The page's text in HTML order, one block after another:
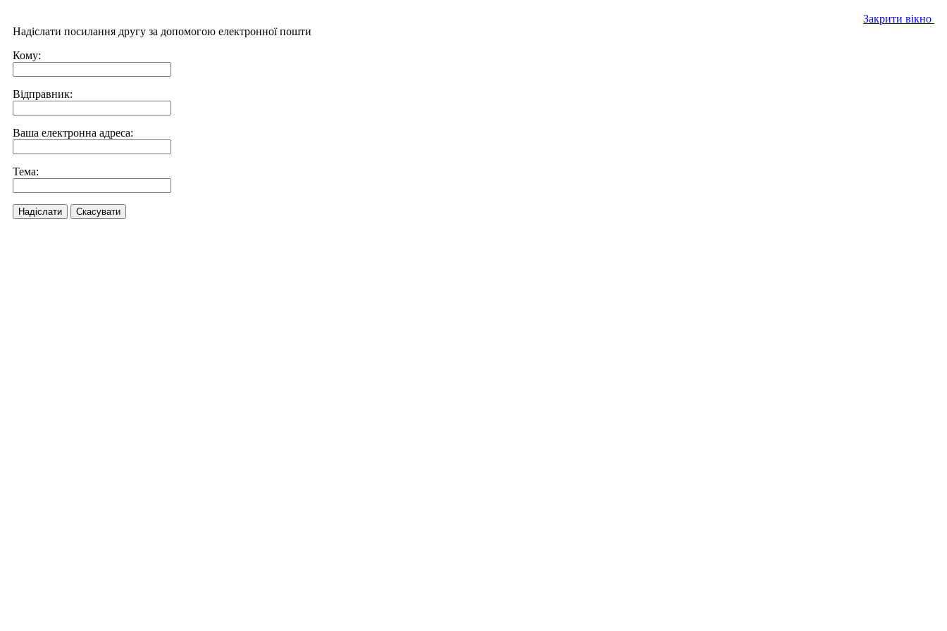
Закрити вікно
Надіслати посилання другу за допомогою електронної пошти
Кому:
Відправник:
Ваша електронна адреса:
Тема:
Надіслати Скасувати